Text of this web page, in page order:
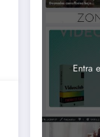
Entra